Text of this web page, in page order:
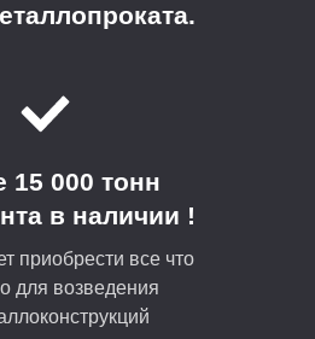
15 000 тонн
в наличии !
приобрести все что
для возведения